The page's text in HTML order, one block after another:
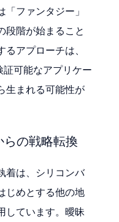
「ファンタジー」
段階が始まること
アプローチは、
可能なアプリケー
生まれる可能性が
の戦略転換
着は、シリコンバ
じめとする他の地
しています。曖昧